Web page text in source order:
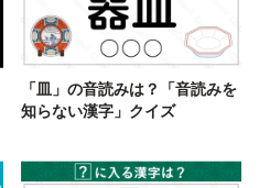
「皿」の音読みは？「音読みを
知らない漢字」クイズ